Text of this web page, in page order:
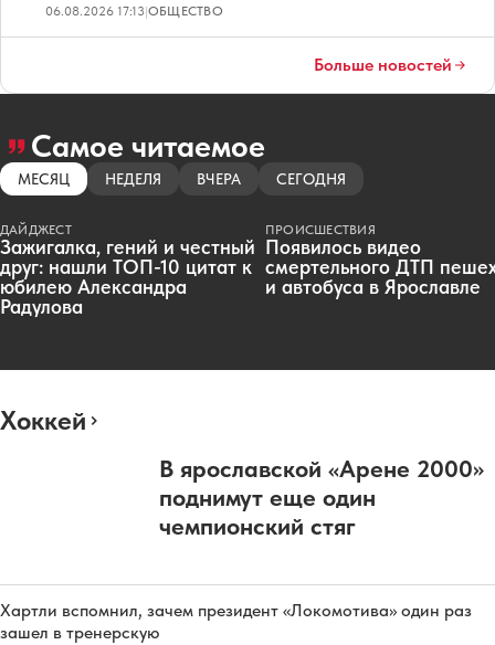
06.08.2026 17:13|ОБЩЕСТВО
Больше новостей
Самое читаемое
МЕСЯЦ НЕДЕЛЯ ВЧЕРА СЕГОДНЯ
ДАЙДЖЕСТ
Зажигалка, гений и честный
друг: нашли ТОП-10 цитат к
юбилею Александра
Радулова
ПРОИСШЕСТВИЯ
Появилось видео
смертельного ДТП
и автобуса в Ярославле
Хоккей
В ярославской «Арене 2000»
поднимут еще один
чемпионский стяг
Хартли вспомнил, зачем президент «Локомотива» один раз
зашел в тренерскую